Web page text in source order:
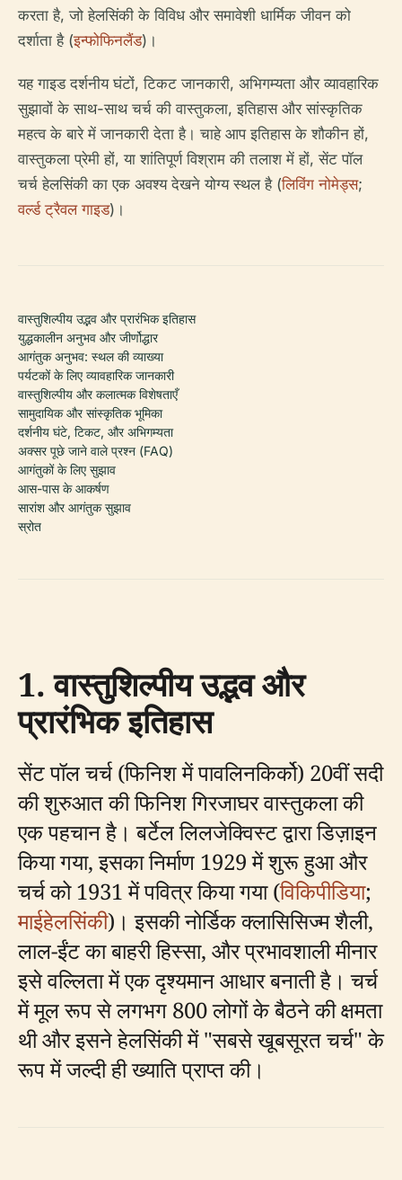
करता है, जो हेलसिंकी के विविध और समावेशी धार्मिक जीवन को
दर्शाता है (इन्फोफिनलैंड)।
यह गाइड दर्शनीय घंटों, टिकट जानकारी, अभिगम्यता और व्यावहारिक
सुझावों के साथ-साथ चर्च की वास्तुकला, इतिहास और सांस्कृतिक
महत्व के बारे में जानकारी देता है। चाहे आप इतिहास के शौकीन हों,
वास्तुकला प्रेमी हों, या शांतिपूर्ण विश्राम की तलाश में हों, सेंट पॉल
चर्च हेलसिंकी का एक अवश्य देखने योग्य स्थल है (लिविंग नोमेड्स;
वर्ल्ड ट्रैवल गाइड)।
वास्तुशिल्पीय उद्भव और प्रारंभिक इतिहास
युद्धकालीन अनुभव और जीर्णोद्धार
आगंतुक अनुभव: स्थल की व्याख्या
पर्यटकों के लिए व्यावहारिक जानकारी
वास्तुशिल्पीय और कलात्मक विशेषताएँ
सामुदायिक और सांस्कृतिक भूमिका
दर्शनीय घंटे, टिकट, और अभिगम्यता
अक्सर पूछे जाने वाले प्रश्न (FAQ)
आगंतुकों के लिए सुझाव
आस-पास के आकर्षण
सारांश और आगंतुक सुझाव
स्रोत
1. वास्तुशिल्पीय उद्भव और
प्रारंभिक इतिहास
सेंट पॉल चर्च (फिनिश में पावलिनकिर्को) 20वीं सदी
की शुरुआत की फिनिश गिरजाघर वास्तुकला की
एक पहचान है। बर्टेल लिलजेक्विस्ट द्वारा डिज़ाइन
किया गया, इसका निर्माण 1929 में शुरू हुआ और
चर्च को 1931 में पवित्र किया गया (विकिपीडिया;
माईहेलसिंकी)। इसकी नोर्डिक क्लासिसिज्म शैली,
लाल-ईंट का बाहरी हिस्सा, और प्रभावशाली मीनार
इसे वल्लिता में एक दृश्यमान आधार बनाती है। चर्च
में मूल रूप से लगभग 800 लोगों के बैठने की क्षमता
थी और इसने हेलसिंकी में "सबसे खूबसूरत चर्च" के
रूप में जल्दी ही ख्याति प्राप्त की।